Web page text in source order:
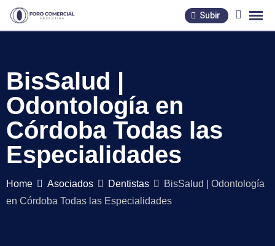
Skip
Subir
BisSalud |
Odontología en
Córdoba Todas las
Especialidades
Home Asociados Dentistas
BisSalud | Odontología
en Córdoba Todas las Especialidades